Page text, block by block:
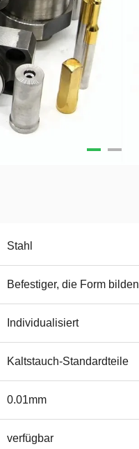
Stahl
Befestiger, die Form bilden
Individualisiert
Kaltstauch-Standardteile
0.01mm
verfügbar